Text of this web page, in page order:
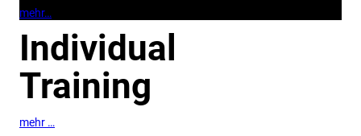
mehr…
Individual
Training
mehr …